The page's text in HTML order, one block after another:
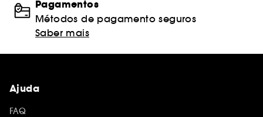
Pagamentos
Métodos de pagamento seguros
Saber mais
Ajuda
FAQ